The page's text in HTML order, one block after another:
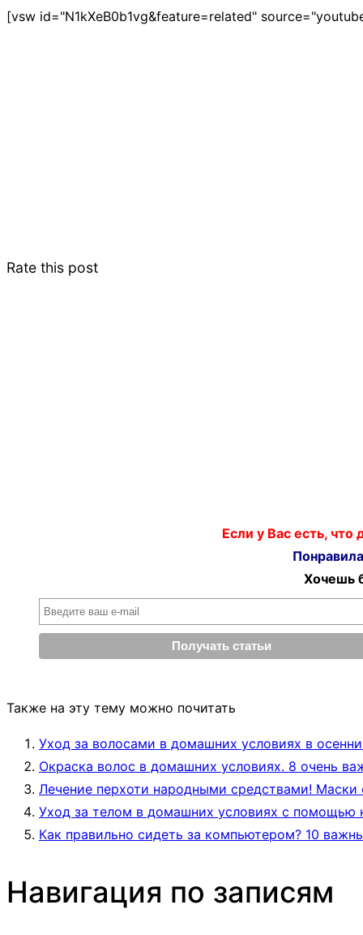
[vsw id="N1kXeB0b1vg&feature=related"
Rate this post
Если у Вас есть,
Хочешь
Также на эту тему можно почитать
Уход за волосами в домашних условиях в
Окраска волос в домашних условиях. 8 очень
Лечение перхоти народными средствами!
Уход за телом в домашних условиях с помощью
Как правильно сидеть за компьютером? 10
Навигация по записям